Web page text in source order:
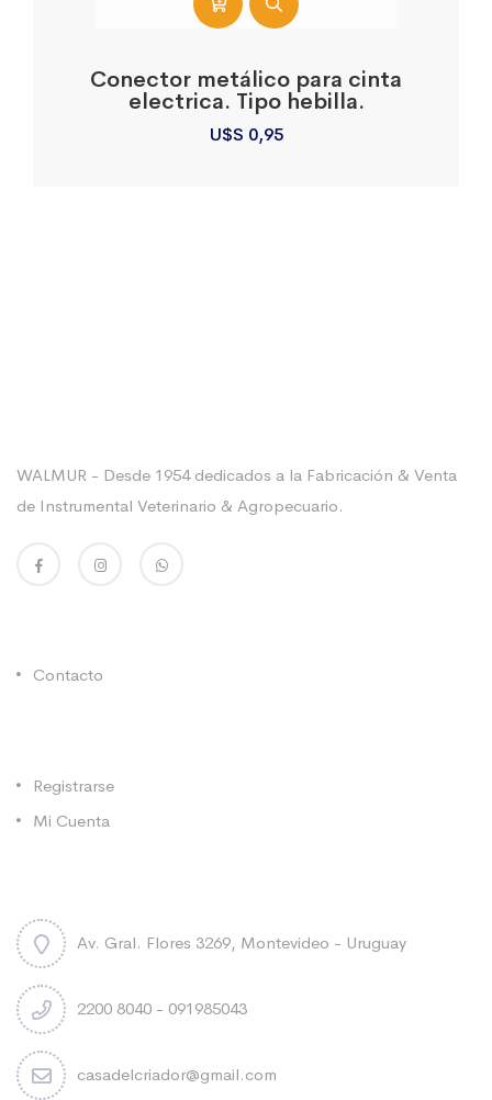
Conector metálico para cinta
electrica. Tipo hebilla.
U$S 0,95
WALMUR - Desde 1954 dedicados a la Fabricación & Venta
de Instrumental Veterinario & Agropecuario.
Contacto
Registrarse
Mi Cuenta
Av. Gral. Flores 3269, Montevideo - Uruguay
2200 8040 - 091985043
casadelcriador@gmail.com